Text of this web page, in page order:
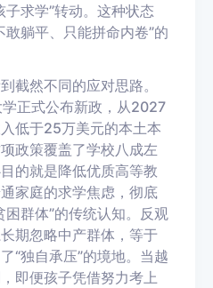
子求学”转动。这种状态
躺平、只能拼命内卷”的
截然不同的应对思路。
正式公布新政，从2027
低于25万美元的本土本
政策覆盖了学校八成左
的就是降低优质高等教
家庭的求学焦虑，彻底
群体”的传统认知。反观
期忽略中产群体，等于
“独自承压”的境地。当越
即便孩子凭借努力考上